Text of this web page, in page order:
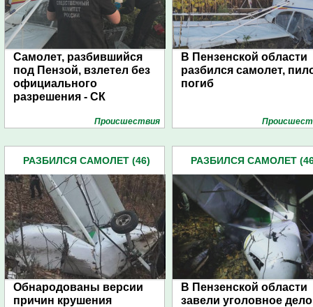
Самолет, разбившийся
под Пензой, взлетел без
официального
разрешения - СК
Проиcшествия
В Пензенской области
разбился самолет,
погиб
РАЗБИЛСЯ САМОЛЕТ (46)
Обнародованы версии
причин крушения
РАЗБИЛСЯ САМОЛЕТ
В Пензенской области
завели уголовное дело